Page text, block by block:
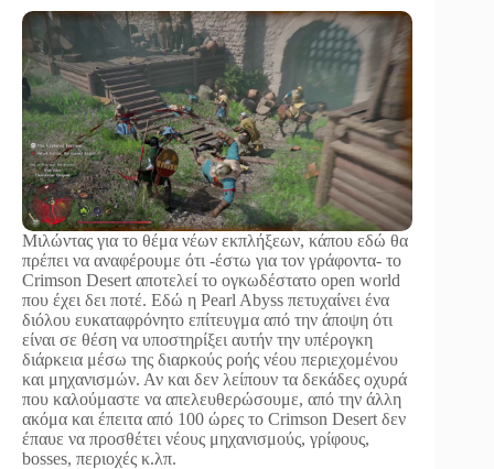
Μιλώντας για το θέμα νέων εκπλήξεων, κάπου εδώ θα
πρέπει να αναφέρουμε ότι -έστω για τον γράφοντα- το
Crimson Desert αποτελεί το ογκωδέστατο open world
που έχει δει ποτέ. Εδώ η Pearl Abyss πετυχαίνει ένα
διόλου ευκαταφρόνητο επίτευγμα από την άποψη ότι
είναι σε θέση να υποστηρίξει αυτήν την υπέρογκη
διάρκεια μέσω της διαρκούς ροής νέου περιεχομένου
και μηχανισμών. Αν και δεν λείπουν τα δεκάδες οχυρά
που καλούμαστε να απελευθερώσουμε, από την άλλη
ακόμα και έπειτα από 100 ώρες το Crimson Desert δεν
έπαυε να προσθέτει νέους μηχανισμούς, γρίφους,
bosses, περιοχές κ.λπ.